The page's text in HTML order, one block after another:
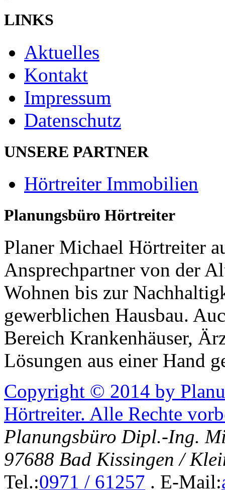
LINKS
Aktuelles
Kontakt
Impressum
Datenschutz
UNSERE PARTNER
Hörtreiter Immobilien
Planungsbüro Hörtreiter
Planer Michael Hörtreiter
Ansprechpartner von der
Wohnen bis zur
gewerblichen Hausbau.
Bereich Krankenhäuser,
Lösungen aus einer Hand
Copyright © 2014 by
Hörtreiter. Alle Rechte
Planungsbüro Dipl.-Ing.
97688 Bad Kissingen /
Tel.:0971 / 61257 . E-Mail: